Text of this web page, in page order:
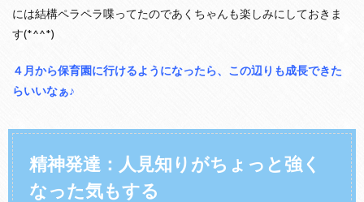
には結構ペラペラ喋ってたのであくちゃんも楽しみにしておきま
す(*^^*)
４月から保育園に行けるようになったら、この辺りも成長できた
らいいなぁ♪
精神発達：人見知りがちょっと強く
なった気もする